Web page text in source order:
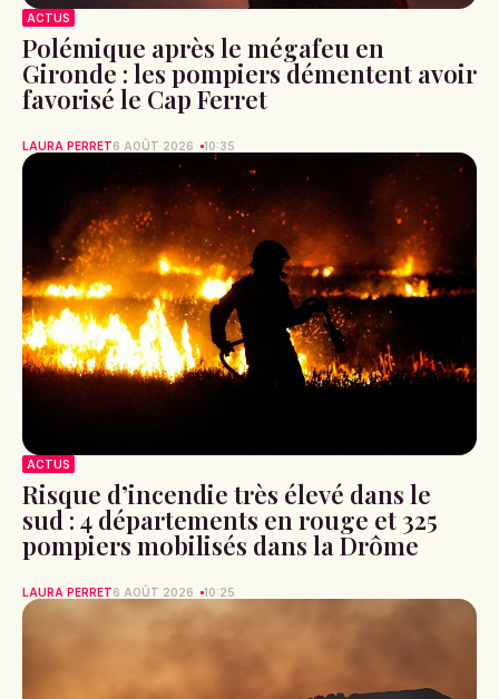
ACTUS
Polémique après le mégafeu en
Gironde : les pompiers démentent avoir
favorisé le Cap Ferret
LAURA PERRET6 AOÛT 2026 10:35
ACTUS
Risque d’incendie très élevé dans le
sud : 4 départements en rouge et 325
pompiers mobilisés dans la Drôme
LAURA PERRET6 AOÛT 2026 10:25